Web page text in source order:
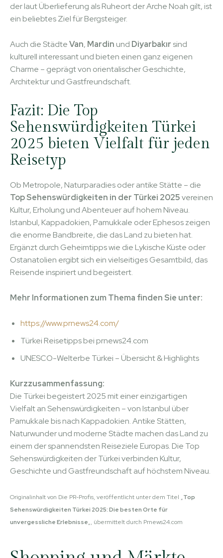
der laut Überlieferung als Ruheort der Arche Noah gilt, ist
ein beliebtes Ziel für Bergsteiger.
Auch die StädteVan, Mardin und Diyarbakır sind
kulturell interessant und bieten einen ganz eigenen
Charme – geprägt von orientalischer Geschichte,
Architektur und Gastfreundschaft.
Fazit: Die Top
Sehenswürdigkeiten Türkei
2025 bieten Vielfalt für jeden
Reisetyp
Ob Metropole, Naturparadies oder antike Stätte – die
Top Sehenswürdigkeiten in der Türkei 2025vereinen
Kultur, Erholung und Abenteuer auf hohem Niveau.
Istanbul, Kappadokien, Pamukkale oder Ephesos zeigen
die enorme Bandbreite, die das Land zu bieten hat.
Ergänzt durch Geheimtipps wie die Lykische Küste oder
Ostanatolien ergibt sich ein vielseitiges Gesamtbild, das
Reisende inspiriert und begeistert.
Mehr Informationen zum Thema finden Sie unter:
https://www.prnews24.com/
Türkei Reisetipps bei prnews24.com
UNESCO-Welterbe Türkei – Übersicht & Highlights
Kurzzusammenfassung:
Die Türkei begeistert 2025 mit einer einzigartigen
Vielfalt an Sehenswürdigkeiten – von Istanbul über
Pamukkale bis nach Kappadokien. Antike Stätten,
Naturwunder und moderne Städte machen das Land zu
einem der spannendsten Reiseziele Europas. Die Top
Sehenswürdigkeiten der Türkei verbinden Kultur,
Geschichte und Gastfreundschaft auf höchstem Niveau.
Originalinhalt von Die PR-Profis, veröffentlicht unter dem Titel „Top
Sehenswürdigkeiten Türkei 2025: Die besten Orte für
unvergessliche Erlebnisse„, übermittelt durch Prnews24.com